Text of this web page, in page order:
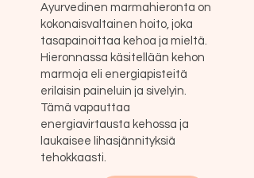
Ayurvedinen marmahieronta on
kokonaisvaltainen hoito, joka
tasapainoittaa kehoa ja mieltä.
Hieronnassa käsitellään kehon
marmoja eli energiapisteitä
erilaisin paineluin ja sivelyin.
Tämä vapauttaa
energiavirtausta kehossa ja
laukaisee lihasjännityksiä
tehokkaasti.